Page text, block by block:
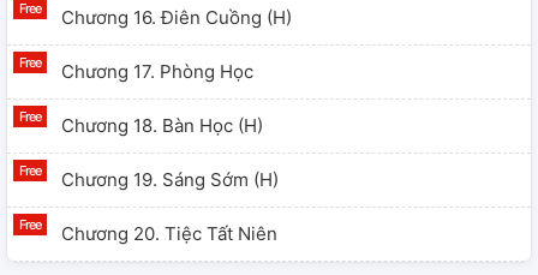
Chương 16. Điên Cuồng (H)
Chương 17. Phòng Học
Chương 18. Bàn Học (H)
Chương 19. Sáng Sớm (H)
Chương 20. Tiệc Tất Niên